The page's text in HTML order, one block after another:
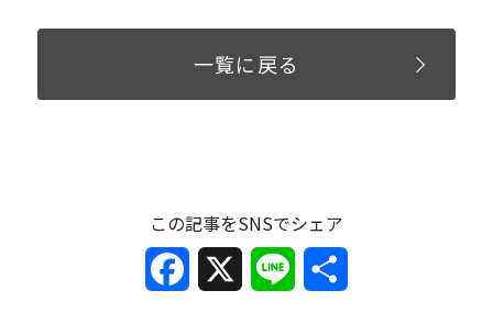
一覧に戻る
この記事をSNSでシェア